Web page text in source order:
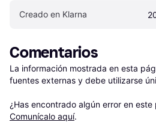
Creado en Klarna
Comentarios
La información mostrada en esta
fuentes externas y debe utilizarse
¿Has encontrado algún error en este
Comunícalo aquí.